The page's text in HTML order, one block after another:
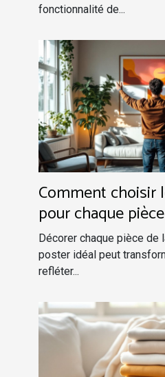
fonctionnalité de...
Comment choisir
pour chaque
maison ?
Décorer chaque pièce de
poster idéal peut
refléter...